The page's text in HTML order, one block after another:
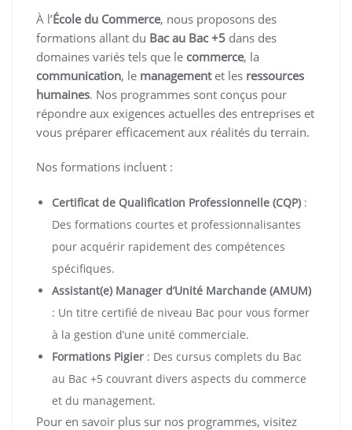
À l’École du Commerce, nous proposons des
formations allant du Bac au Bac +5 dans des
domaines variés tels que le commerce, la
communication, le managementet les ressources
humaines. Nos programmes sont conçus pour
répondre aux exigences actuelles des entreprises et
vous préparer efficacement aux réalités du terrain.
Nos formations incluent :
Certificat de Qualification Professionnelle (CQP) :
Des formations courtes et professionnalisantes
pour acquérir rapidement des compétences
spécifiques.
Assistant(e) Manager d’Unité Marchande (AMUM)
: Un titre certifié de niveau Bac pour vous former
à la gestion d’une unité commerciale.
Formations Pigier : Des cursus complets du Bac
au Bac +5 couvrant divers aspects du commerce
et du management.
Pour en savoir plus sur nos programmes, visitez